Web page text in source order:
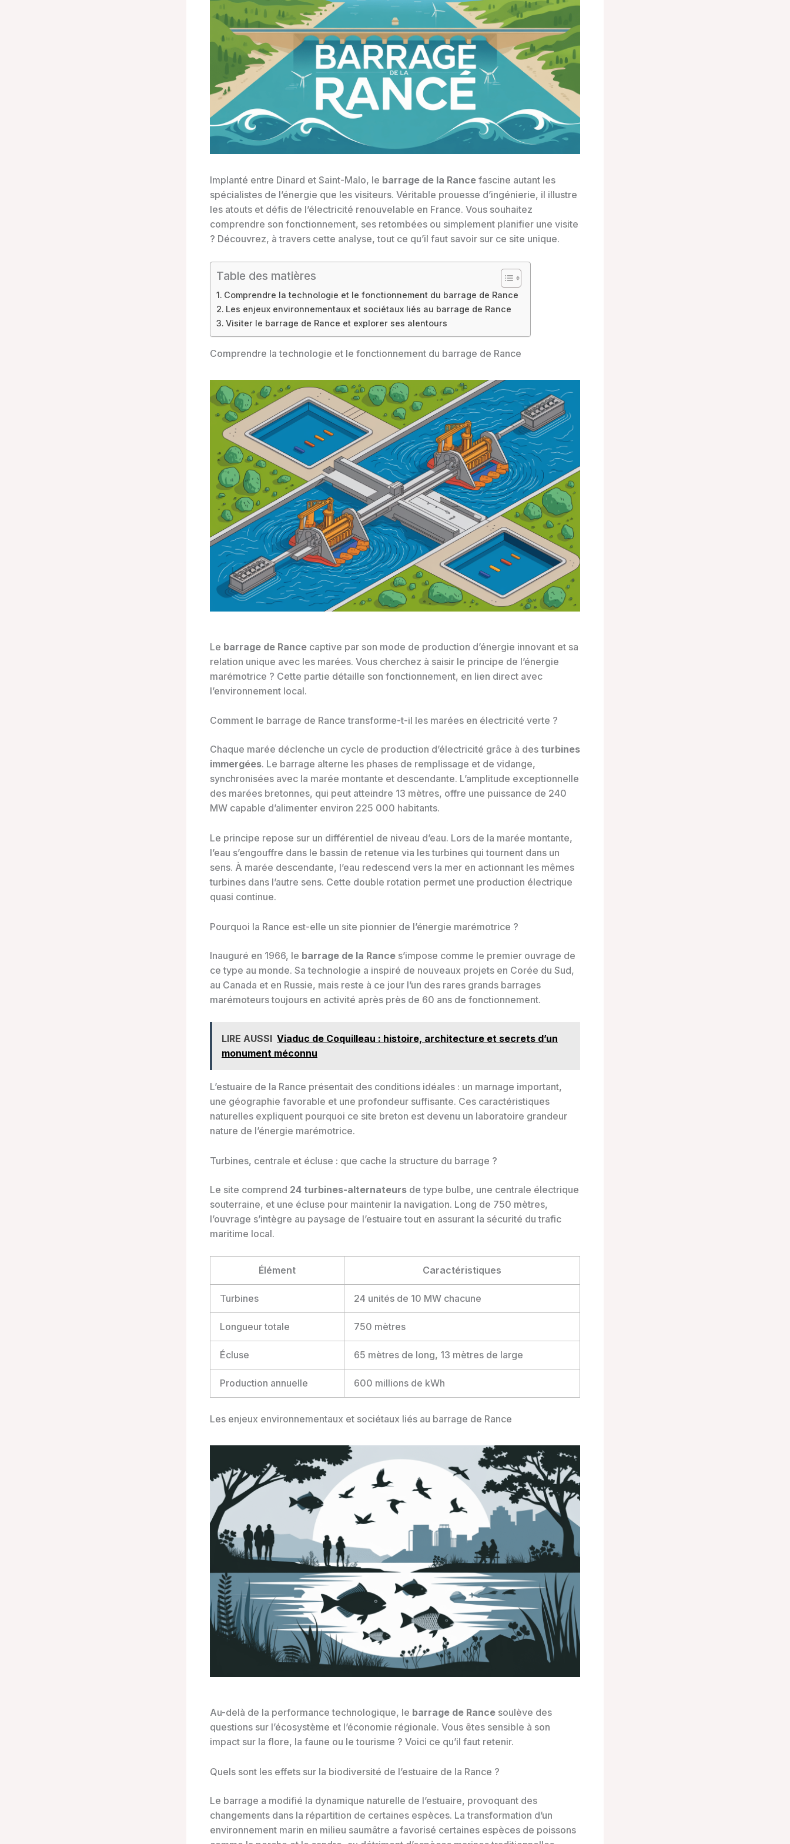
Implanté entre Dinard et Saint-Malo, le barrage de la Rance fascine autant les
spécialistes de l’énergie que les visiteurs. Véritable prouesse d’ingénierie, il illustre
les atouts et défis de l’électricité renouvelable en France. Vous souhaitez
comprendre son fonctionnement, ses retombées ou simplement planifier une visite
? Découvrez, à travers cette analyse, tout ce qu’il faut savoir sur ce site unique.
Table des matières
Comprendre la technologie et le fonctionnement du barrage de Rance
Les enjeux environnementaux et sociétaux liés au barrage de Rance
Visiter le barrage de Rance et explorer ses alentours
Comprendre la technologie et le fonctionnement du barrage de Rance
Le barrage de Rance captive par son mode de production d’énergie innovant et sa
relation unique avec les marées. Vous cherchez à saisir le principe de l’énergie
marémotrice ? Cette partie détaille son fonctionnement, en lien direct avec
l’environnement local.
Comment le barrage de Rance transforme-t-il les marées en électricité verte ?
Chaque marée déclenche un cycle de production d’électricité grâce à des turbines
immergées. Le barrage alterne les phases de remplissage et de vidange,
synchronisées avec la marée montante et descendante. L’amplitude exceptionnelle
des marées bretonnes, qui peut atteindre 13 mètres, offre une puissance de 240
MW capable d’alimenter environ 225 000 habitants.
Le principe repose sur un différentiel de niveau d’eau. Lors de la marée montante,
l’eau s’engouffre dans le bassin de retenue via les turbines qui tournent dans un
sens. À marée descendante, l’eau redescend vers la mer en actionnant les mêmes
turbines dans l’autre sens. Cette double rotation permet une production électrique
quasi continue.
Pourquoi la Rance est-elle un site pionnier de l’énergie marémotrice ?
Inauguré en 1966, le barrage de la Rance s’impose comme le premier ouvrage de
ce type au monde. Sa technologie a inspiré de nouveaux projets en Corée du Sud,
au Canada et en Russie, mais reste à ce jour l’un des rares grands barrages
marémoteurs toujours en activité après près de 60 ans de fonctionnement.
LIRE AUSSI Viaduc de Coquilleau : histoire, architecture et secrets d’un
monument méconnu
L’estuaire de la Rance présentait des conditions idéales : un marnage important,
une géographie favorable et une profondeur suffisante. Ces caractéristiques
naturelles expliquent pourquoi ce site breton est devenu un laboratoire grandeur
nature de l’énergie marémotrice.
Turbines, centrale et écluse : que cache la structure du barrage ?
Le site comprend 24 turbines-alternateurs de type bulbe, une centrale électrique
souterraine, et une écluse pour maintenir la navigation. Long de 750 mètres,
l’ouvrage s’intègre au paysage de l’estuaire tout en assurant la sécurité du trafic
maritime local.
Élément Caractéristiques
Turbines 24 unités de 10 MW chacune
Longueur totale 750 mètres
Écluse 65 mètres de long, 13 mètres de large
Production annuelle 600 millions de kWh
Les enjeux environnementaux et sociétaux liés au barrage de Rance
Au-delà de la performance technologique, le barrage de Rance soulève des
questions sur l’écosystème et l’économie régionale. Vous êtes sensible à son
impact sur la flore, la faune ou le tourisme ? Voici ce qu’il faut retenir.
Quels sont les effets sur la biodiversité de l’estuaire de la Rance ?
Le barrage a modifié la dynamique naturelle de l’estuaire, provoquant des
changements dans la répartition de certaines espèces. La transformation d’un
environnement marin en milieu saumâtre a favorisé certaines espèces de poissons